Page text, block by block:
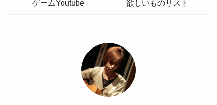
ゲームYoutube 欲しいものリスト